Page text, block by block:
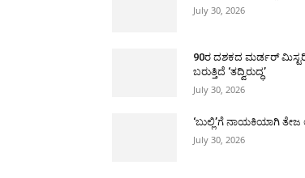
July 30, 2026
90ರ ದಶಕದ ಮರ್ಡರ್
ಬರುತ್ತಿದೆ ‘ತದ್ವಿರುದ್ಧ’
July 30, 2026
‘ಬುಲ್ಲಿ’ಗೆ ನಾಯಕಿಯಾಗಿ
July 30, 2026